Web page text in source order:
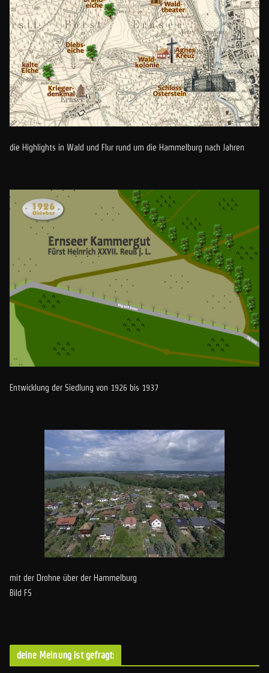
die Highlights in Wald und Flur rund um die Hammelburg nach Jahren
Entwicklung der Siedlung von 1926 bis 1937
mit der Drohne über der Hammelburg
Bild FS
deine Meinung ist gefragt: